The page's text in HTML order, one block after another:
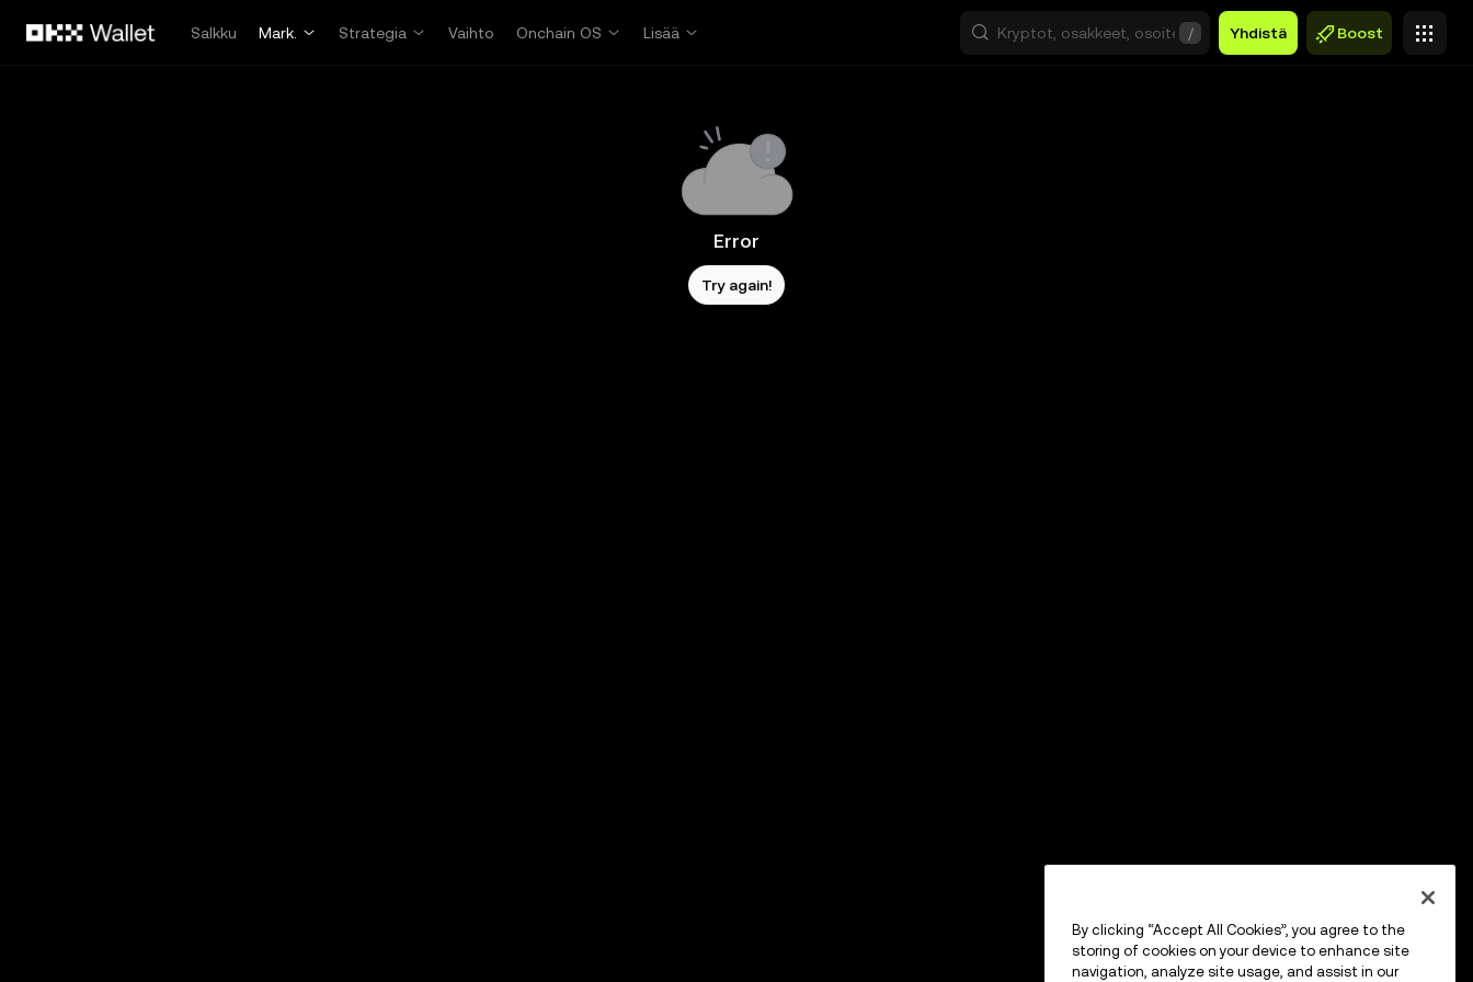
Salkku
Mark. Strategia Vaihto Onchain OS Lisää / Yhdistä Boost
Error
Try again!
By clicking “Accept All Cookies”, you agree to the
storing of cookies on your device to enhance site
navigation, analyze site usage, and assist in our